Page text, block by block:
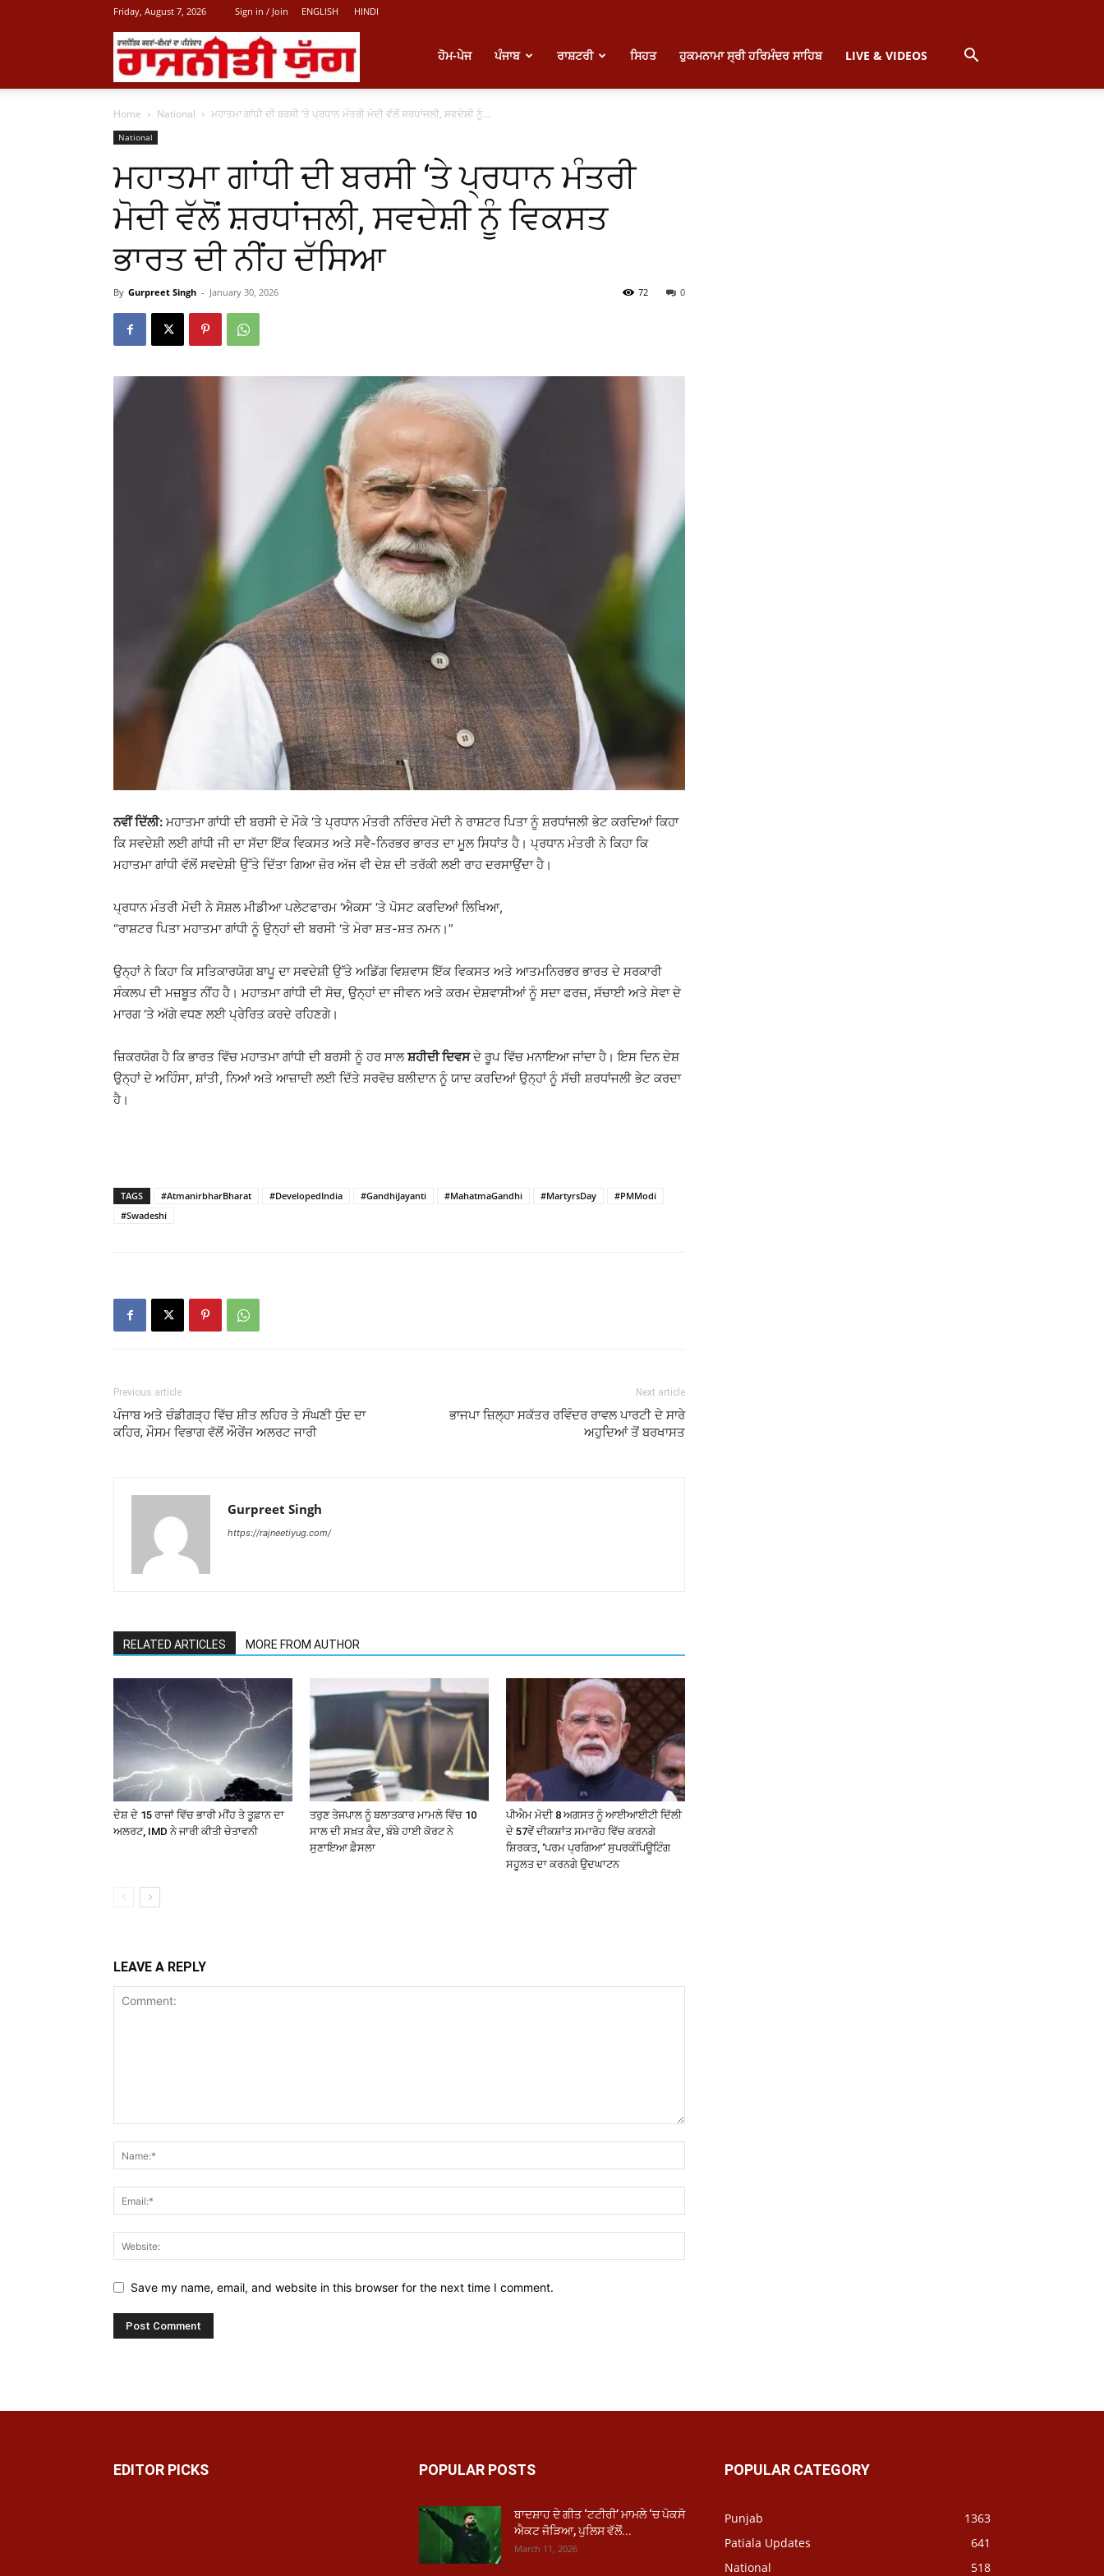
Friday, August 7, 2026 Sign in / Join ENGLISH HINDI
Punjabi
News
ਹੋਮ-ਪੇਜ ਪੰਜਾਬ ਰਾਸ਼ਟਰੀ ਸਿਹਤ ਹੁਕਮਨਾਮਾ ਸ੍ਰੀ ਹਰਿਮੰਦਰ ਸਾਹਿਬ LIVE & VIDEOS
Home National ਮਹਾਤਮਾ ਗਾਂਧੀ ਦੀ ਬਰਸੀ ‘ਤੇ ਪ੍ਰਧਾਨ ਮੰਤਰੀ ਮੋਦੀ ਵੱਲੋਂ ਸ਼ਰਧਾਂਜਲੀ, ਸਵਦੇਸ਼ੀ ਨੂੰ...
National
ਮਹਾਤਮਾ ਗਾਂਧੀ ਦੀ ਬਰਸੀ ‘ਤੇ ਪ੍ਰਧਾਨ ਮੰਤਰੀ
ਮੋਦੀ ਵੱਲੋਂ ਸ਼ਰਧਾਂਜਲੀ, ਸਵਦੇਸ਼ੀ ਨੂੰ ਵਿਕਸਤ
ਭਾਰਤ ਦੀ ਨੀਂਹ ਦੱਸਿਆ
By Gurpreet Singh - January 30, 2026 0
72
ਨਵੀਂ ਦਿੱਲੀ: ਮਹਾਤਮਾ ਗਾਂਧੀ ਦੀ ਬਰਸੀ ਦੇ ਮੌਕੇ ‘ਤੇ ਪ੍ਰਧਾਨ ਮੰਤਰੀ ਨਰਿੰਦਰ ਮੋਦੀ ਨੇ ਰਾਸ਼ਟਰ ਪਿਤਾ ਨੂੰ ਸ਼ਰਧਾਂਜਲੀ ਭੇਟ ਕਰਦਿਆਂ ਕਿਹਾ
ਕਿ ਸਵਦੇਸ਼ੀ ਲਈ ਗਾਂਧੀ ਜੀ ਦਾ ਸੱਦਾ ਇੱਕ ਵਿਕਸਤ ਅਤੇ ਸਵੈ-ਨਿਰਭਰ ਭਾਰਤ ਦਾ ਮੂਲ ਸਿਧਾਂਤ ਹੈ। ਪ੍ਰਧਾਨ ਮੰਤਰੀ ਨੇ ਕਿਹਾ ਕਿ
ਮਹਾਤਮਾ ਗਾਂਧੀ ਵੱਲੋਂ ਸਵਦੇਸ਼ੀ ਉੱਤੇ ਦਿੱਤਾ ਗਿਆ ਜ਼ੋਰ ਅੱਜ ਵੀ ਦੇਸ਼ ਦੀ ਤਰੱਕੀ ਲਈ ਰਾਹ ਦਰਸਾਉਂਦਾ ਹੈ।
ਪ੍ਰਧਾਨ ਮੰਤਰੀ ਮੋਦੀ ਨੇ ਸੋਸ਼ਲ ਮੀਡੀਆ ਪਲੇਟਫਾਰਮ ‘ਐਕਸ’ ‘ਤੇ ਪੋਸਟ ਕਰਦਿਆਂ ਲਿਖਿਆ,
“ਰਾਸ਼ਟਰ ਪਿਤਾ ਮਹਾਤਮਾ ਗਾਂਧੀ ਨੂੰ ਉਨ੍ਹਾਂ ਦੀ ਬਰਸੀ ‘ਤੇ ਮੇਰਾ ਸ਼ਤ-ਸ਼ਤ ਨਮਨ।”
ਉਨ੍ਹਾਂ ਨੇ ਕਿਹਾ ਕਿ ਸਤਿਕਾਰਯੋਗ ਬਾਪੂ ਦਾ ਸਵਦੇਸ਼ੀ ਉੱਤੇ ਅਡਿੱਗ ਵਿਸ਼ਵਾਸ ਇੱਕ ਵਿਕਸਤ ਅਤੇ ਆਤਮਨਿਰਭਰ ਭਾਰਤ ਦੇ ਸਰਕਾਰੀ
ਸੰਕਲਪ ਦੀ ਮਜ਼ਬੂਤ ਨੀਂਹ ਹੈ। ਮਹਾਤਮਾ ਗਾਂਧੀ ਦੀ ਸੋਚ, ਉਨ੍ਹਾਂ ਦਾ ਜੀਵਨ ਅਤੇ ਕਰਮ ਦੇਸ਼ਵਾਸੀਆਂ ਨੂੰ ਸਦਾ ਫਰਜ਼, ਸੱਚਾਈ ਅਤੇ ਸੇਵਾ ਦੇ
ਮਾਰਗ ‘ਤੇ ਅੱਗੇ ਵਧਣ ਲਈ ਪ੍ਰੇਰਿਤ ਕਰਦੇ ਰਹਿਣਗੇ।
ਜ਼ਿਕਰਯੋਗ ਹੈ ਕਿ ਭਾਰਤ ਵਿੱਚ ਮਹਾਤਮਾ ਗਾਂਧੀ ਦੀ ਬਰਸੀ ਨੂੰ ਹਰ ਸਾਲਸ਼ਹੀਦੀ ਦਿਵਸਦੇ ਰੂਪ ਵਿੱਚ ਮਨਾਇਆ ਜਾਂਦਾ ਹੈ। ਇਸ ਦਿਨ ਦੇਸ਼
ਉਨ੍ਹਾਂ ਦੇ ਅਹਿੰਸਾ, ਸ਼ਾਂਤੀ, ਨਿਆਂ ਅਤੇ ਆਜ਼ਾਦੀ ਲਈ ਦਿੱਤੇ ਸਰਵੋਚ ਬਲੀਦਾਨ ਨੂੰ ਯਾਦ ਕਰਦਿਆਂ ਉਨ੍ਹਾਂ ਨੂੰ ਸੱਚੀ ਸ਼ਰਧਾਂਜਲੀ ਭੇਟ ਕਰਦਾ
ਹੈ।
TAGS #AtmanirbharBharat #DevelopedIndia #GandhiJayanti #MahatmaGandhi #MartyrsDay
#PMModi
#Swadeshi
Previous article
ਪੰਜਾਬ ਅਤੇ ਚੰਡੀਗੜ੍ਹ ਵਿੱਚ ਸ਼ੀਤ ਲਹਿਰ ਤੇ ਸੰਘਣੀ ਧੁੰਦ ਦਾ
ਕਹਿਰ, ਮੌਸਮ ਵਿਭਾਗ ਵੱਲੋਂ ਔਰੇਂਜ ਅਲਰਟ ਜਾਰੀ
Next article
ਭਾਜਪਾ ਜ਼ਿਲ੍ਹਾ ਸਕੱਤਰ ਰਵਿੰਦਰ ਰਾਵਲ ਪਾਰਟੀ ਦੇ ਸਾਰੇ
ਅਹੁਦਿਆਂ ਤੋਂ ਬਰਖਾਸਤ
Gurpreet Singh
https://rajneetiyug.com/
RELATED ARTICLES MORE FROM AUTHOR
ਦੇਸ਼ ਦੇ 15 ਰਾਜਾਂ ਵਿੱਚ ਭਾਰੀ ਮੀਂਹ ਤੇ ਤੂਫ਼ਾਨ ਦਾ
ਅਲਰਟ, IMD ਨੇ ਜਾਰੀ ਕੀਤੀ ਚੇਤਾਵਨੀ
ਤਰੁਣ ਤੇਜਪਾਲ ਨੂੰ ਬਲਾਤਕਾਰ ਮਾਮਲੇ ਵਿੱਚ 10
ਸਾਲ ਦੀ ਸਖ਼ਤ ਕੈਦ, ਬੰਬੇ ਹਾਈ ਕੋਰਟ ਨੇ
ਸੁਣਾਇਆ ਫ਼ੈਸਲਾ
ਪੀਐਮ ਮੋਦੀ 8 ਅਗਸਤ ਨੂੰ ਆਈਆਈਟੀ ਦਿੱਲੀ
ਦੇ 57ਵੇਂ ਦੀਕਸ਼ਾਂਤ ਸਮਾਰੋਹ ਵਿੱਚ ਕਰਨਗੇ
ਸ਼ਿਰਕਤ, ‘ਪਰਮ ਪ੍ਰਗਿਆ’ ਸੁਪਰਕੰਪਿਊਟਿੰਗ
ਸਹੂਲਤ ਦਾ ਕਰਨਗੇ ਉਦਘਾਟਨ
LEAVE A REPLY
Save my name, email, and website in this browser for the next time I comment.
EDITOR PICKS POPULAR POSTS
ਬਾਦਸ਼ਾਹ ਦੇ ਗੀਤ ‘ਟਟੀਰੀ’ ਮਾਮਲੇ ‘ਚ ਪੋਕਸੋ
ਐਕਟ ਜੋੜਿਆ, ਪੁਲਿਸ ਵੱਲੋਂ...
March 11, 2026
POPULAR CATEGORY
Punjab
1363
Patiala Updates
641
National
518